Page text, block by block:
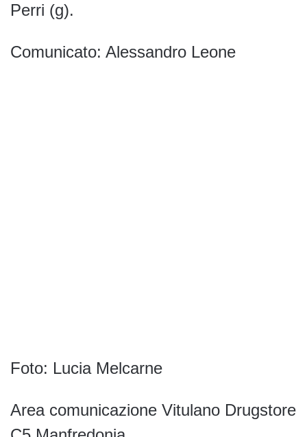
Perri (g).
Comunicato: Alessandro Leone
Foto: Lucia Melcarne
Area comunicazione Vitulano Drugstore